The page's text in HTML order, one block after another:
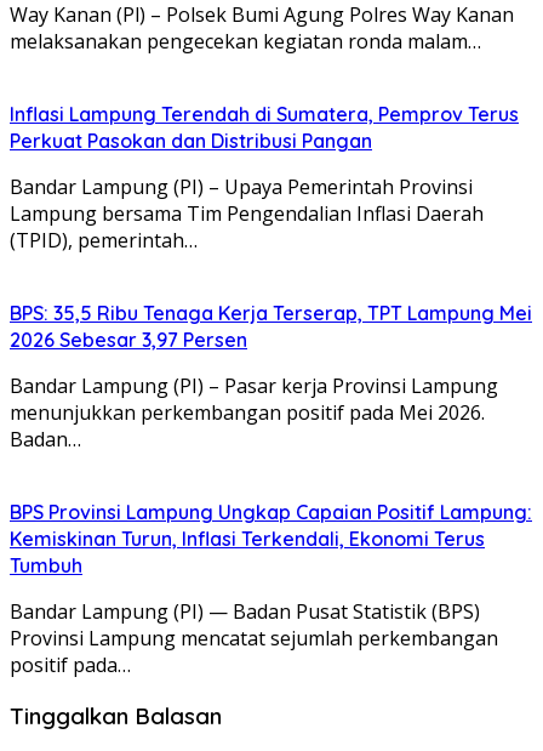
Way Kanan (Pl) – Polsek Bumi Agung Polres Way Kanan
melaksanakan pengecekan kegiatan ronda malam…
Inflasi Lampung Terendah di Sumatera, Pemprov Terus
Perkuat Pasokan dan Distribusi Pangan
Bandar Lampung (PI) – Upaya Pemerintah Provinsi
Lampung bersama Tim Pengendalian Inflasi Daerah
(TPID), pemerintah…
BPS: 35,5 Ribu Tenaga Kerja Terserap, TPT Lampung Mei
2026 Sebesar 3,97 Persen
Bandar Lampung (PI) – Pasar kerja Provinsi Lampung
menunjukkan perkembangan positif pada Mei 2026.
Badan…
BPS Provinsi Lampung Ungkap Capaian Positif Lampung:
Kemiskinan Turun, Inflasi Terkendali, Ekonomi Terus
Tumbuh
Bandar Lampung (PI) — Badan Pusat Statistik (BPS)
Provinsi Lampung mencatat sejumlah perkembangan
positif pada…
Tinggalkan Balasan